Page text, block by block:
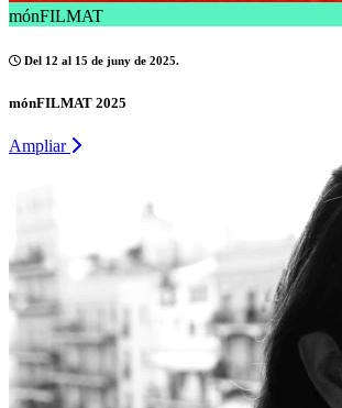
mónFILMAT
Del 12 al 15 de juny de 2025.
mónFILMAT 2025
Ampliar